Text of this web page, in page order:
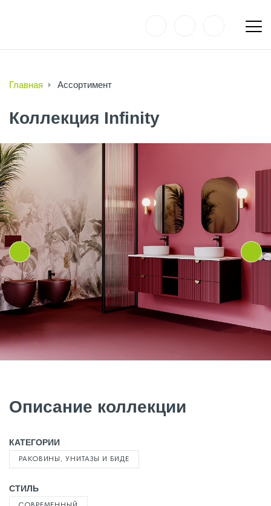
Главная Ассортимент
Коллекция Infinity
Описание коллекции
КАТЕГОРИИ
РАКОВИНЫ, УНИТАЗЫ И БИДЕ
СТИЛЬ